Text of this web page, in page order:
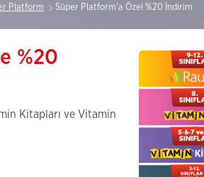
Platform Süper Platform'a Özel %20 İndirim
%20
Kitapları ve Vitamin